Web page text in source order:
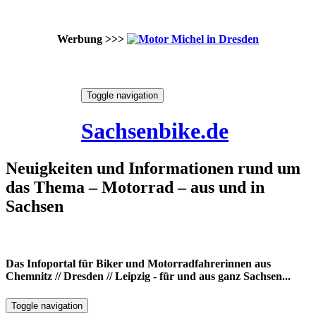
Werbung >>>
Toggle navigation
Sachsenbike.de
Neuigkeiten und Informationen rund um
das Thema – Motorrad – aus und in
Sachsen
Das Infoportal für Biker und Motorradfahrerinnen aus
Chemnitz // Dresden // Leipzig - für und aus ganz Sachsen...
Toggle navigation